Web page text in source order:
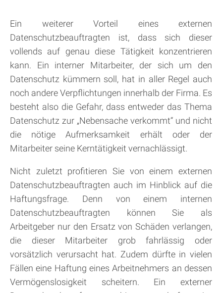
Ein weiterer Vorteil eines externen
Datenschutzbeauftragten ist, dass sich dieser
vollends auf genau diese Tätigkeit konzentrieren
kann. Ein interner Mitarbeiter, der sich um den
Datenschutz kümmern soll, hat in aller Regel auch
noch andere Verpflichtungen innerhalb der Firma. Es
besteht also die Gefahr, dass entweder das Thema
Datenschutz zur „Nebensache verkommt“ und nicht
die nötige Aufmerksamkeit erhält oder der
Mitarbeiter seine Kerntätigkeit vernachlässigt.
Nicht zuletzt profitieren Sie von einem externen
Datenschutzbeauftragten auch im Hinblick auf die
Haftungsfrage. Denn von einem internen
Datenschutzbeauftragten können Sie als
Arbeitgeber nur den Ersatz von Schäden verlangen,
die dieser Mitarbeiter grob fahrlässig oder
vorsätzlich verursacht hat. Zudem dürfte in vielen
Fällen eine Haftung eines Arbeitnehmers an dessen
Vermögenslosigkeit scheitern. Ein externer